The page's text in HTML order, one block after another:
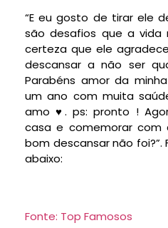
“E eu gosto de tirar ele
são desafios que a vida
certeza que ele
descansar a não ser
Parabéns amor da
um ano com muita
amo ♥️. ps: pronto !
casa e comemorar com
bom descansar não foi?”.
abaixo:
Fonte: Top Famosos